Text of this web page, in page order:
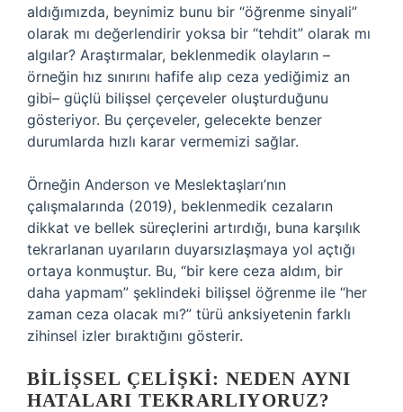
aldığımızda, beynimiz bunu bir “öğrenme sinyali”
olarak mı değerlendirir yoksa bir “tehdit” olarak mı
algılar? Araştırmalar, beklenmedik olayların –
örneğin hız sınırını hafife alıp ceza yediğimiz an
gibi– güçlü bilişsel çerçeveler oluşturduğunu
gösteriyor. Bu çerçeveler, gelecekte benzer
durumlarda hızlı karar vermemizi sağlar.
Örneğin Anderson ve Meslektaşları’nın
çalışmalarında (2019), beklenmedik cezaların
dikkat ve bellek süreçlerini artırdığı, buna karşılık
tekrarlanan uyarıların duyarsızlaşmaya yol açtığı
ortaya konmuştur. Bu, “bir kere ceza aldım, bir
daha yapmam” şeklindeki bilişsel öğrenme ile “her
zaman ceza olacak mı?” türü anksiyetenin farklı
zihinsel izler bıraktığını gösterir.
BILIŞSEL ÇELIŞKI: NEDEN AYNI
HATALARI TEKRARLIYORUZ?